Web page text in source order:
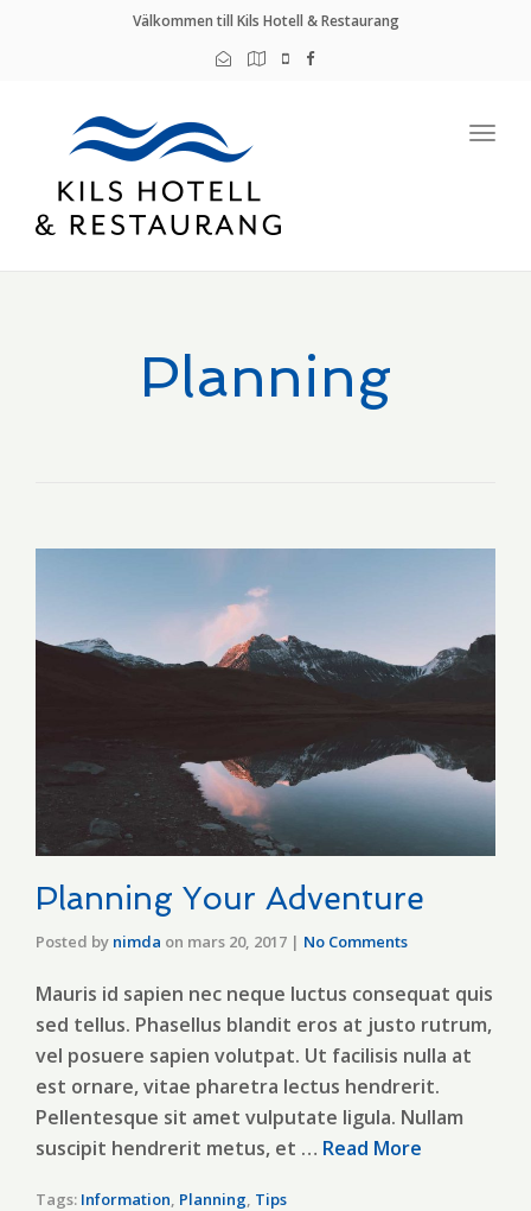
Välkommen till Kils Hotell & Restaurang
Planning
Planning Your Adventure
Posted by nimda on mars 20, 2017 | No Comments
Mauris id sapien nec neque luctus consequat quis
sed tellus. Phasellus blandit eros at justo rutrum,
vel posuere sapien volutpat. Ut facilisis nulla at
est ornare, vitae pharetra lectus hendrerit.
Pellentesque sit amet vulputate ligula. Nullam
suscipit hendrerit metus, et … Read More
Tags: Information, Planning, Tips